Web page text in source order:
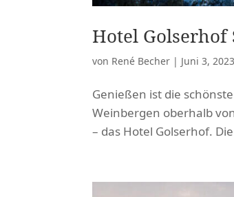
Hotel
von René Becher | Juni 3, 2023
Genießen ist die
Weinbergen oberhalb
– das Hotel Golserhof.